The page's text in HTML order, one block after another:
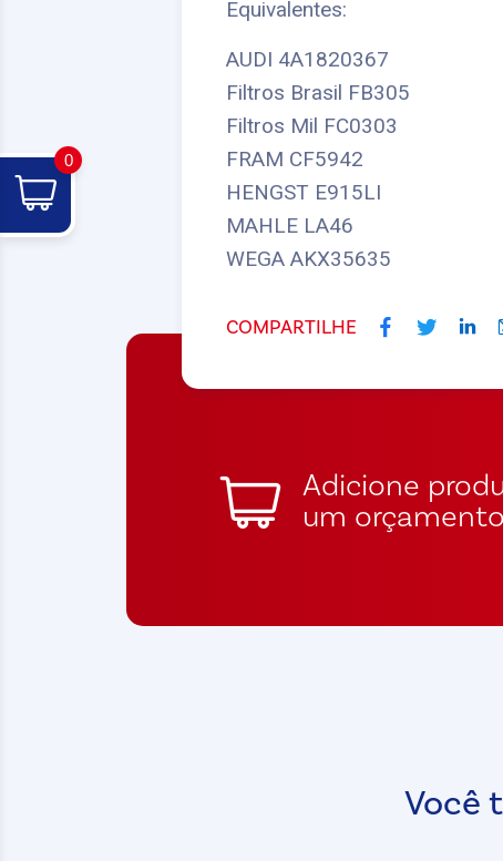
Equivalentes:
AUDI 4A1820367
Filtros Brasil FB305
Filtros Mil FC0303
FRAM CF5942
HENGST E915LI
MAHLE LA46
WEGA AKX35635
COMPARTILHE
Adicione
um orçamento
Você
0